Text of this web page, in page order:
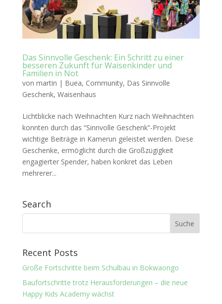
Das Sinnvolle Geschenk: Ein Schritt zu einer
besseren Zukunft für Waisenkinder und
Familien in Not
von martin | Buea, Community, Das Sinnvolle
Geschenk, Waisenhaus
Lichtblicke nach Weihnachten Kurz nach Weihnachten
konnten durch das “Sinnvolle Geschenk”-Projekt
wichtige Beiträge in Kamerun geleistet werden. Diese
Geschenke, ermöglicht durch die Großzügigkeit
engagierter Spender, haben konkret das Leben
mehrerer...
Search
Recent Posts
Große Fortschritte beim Schulbau in Bokwaongo
Baufortschritte trotz Herausforderungen – die neue
Happy Kids Academy wächst